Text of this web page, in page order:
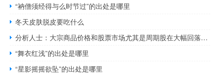
“衲僧须经得与么时节过”的出处是哪里
冬天皮肤脱皮要吃什么
分析人士：大宗商品价格和股票市场尤其是周期股在大幅回落后预计已形成阶段底部
“舞衣红浅”的出处是哪里
“星影摇摇欲坠”的出处是哪里